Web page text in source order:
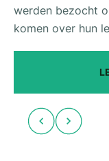
werden bezocht
komen over hun